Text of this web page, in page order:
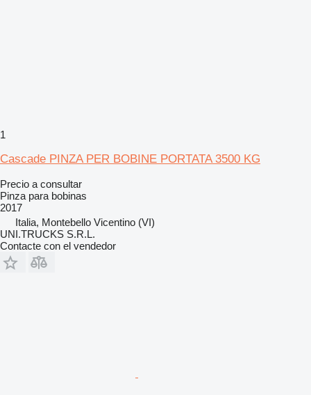
1
Cascade PINZA PER BOBINE PORTATA 3500 KG
Precio a consultar
Pinza para bobinas
2017
Italia, Montebello Vicentino (VI)
UNI.TRUCKS S.R.L.
Contacte con el vendedor